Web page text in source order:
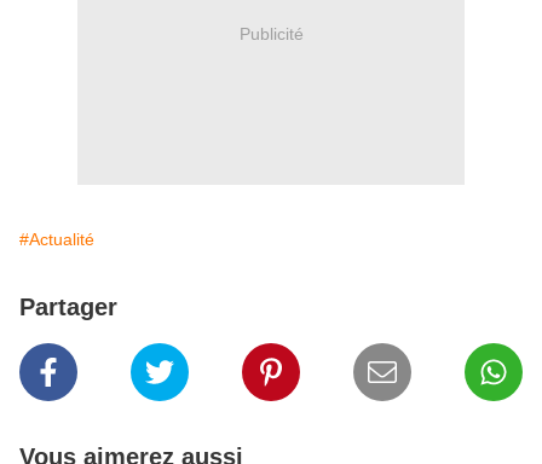
Publicité
#Actualité
Partager
Vous aimerez aussi